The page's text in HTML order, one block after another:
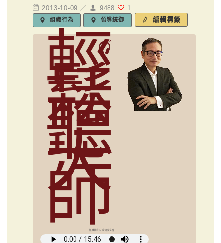
2013-10-09 ／ 9488 1
組織行為 領導統御 編輯標籤
輕
鬆
聽
大
師
媒體創意人 俞國定導讀